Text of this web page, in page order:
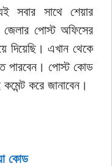
সবার সাথে শেয়ার
জেলার পোস্ট অফিসের
দিয়েছি। এখান থেকে
পারবেন। পোস্ট কোড
করে জানাবেন।
কোড